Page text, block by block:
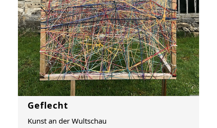
Geflecht
Kunst an der Wultschau